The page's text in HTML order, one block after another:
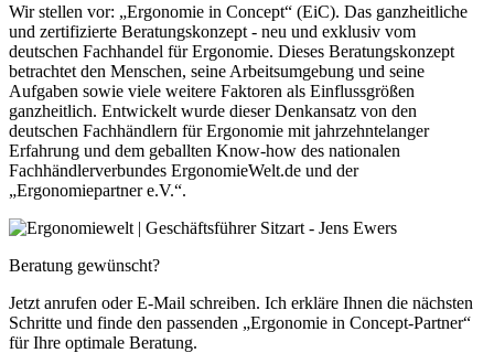
Wir stellen vor: „Ergonomie in Concept“ (EiC). Das ganzheitliche
und zertifizierte Beratungskonzept - neu und exklusiv vom
deutschen Fachhandel für Ergonomie. Dieses Beratungskonzept
betrachtet den Menschen, seine Arbeitsumgebung und seine
Aufgaben sowie viele weitere Faktoren als Einflussgrößen
ganzheitlich. Entwickelt wurde dieser Denkansatz von den
deutschen Fachhändlern für Ergonomie mit jahrzehntelanger
Erfahrung und dem geballten Know-how des nationalen
Fachhändlerverbundes ErgonomieWelt.de und der
„Ergonomiepartner e.V.“.
Beratung gewünscht?
Jetzt anrufen oder E-Mail schreiben. Ich erkläre Ihnen die nächsten
Schritte und finde den passenden „Ergonomie in Concept-Partner“
für Ihre optimale Beratung.